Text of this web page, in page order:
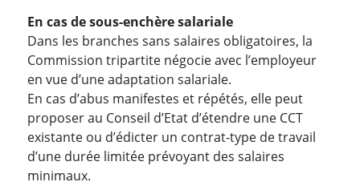
En cas de sous-enchère salariale
Dans les branches sans salaires obligatoires, la
Commission tripartite négocie avec l’employeur
en vue d’une adaptation salariale.
En cas d’abus manifestes et répétés, elle peut
proposer au Conseil d’Etat d’étendre une CCT
existante ou d’édicter un contrat-type de travail
d’une durée limitée prévoyant des salaires
minimaux.